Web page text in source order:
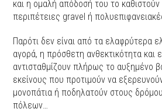
και η ομαλή απόδοσή του το καθιστούν
περιπέτειες gravel ή
Παρότι δεν είναι από τα ελαφρύτερα
αγορά, η πρόσθετη ανθεκτικότητα και
αντισταθμίζουν πλήρως το αυξημένο
εκείνους που προτιμούν να
μονοπάτια ή ποδηλατούν στους
πόλεων…